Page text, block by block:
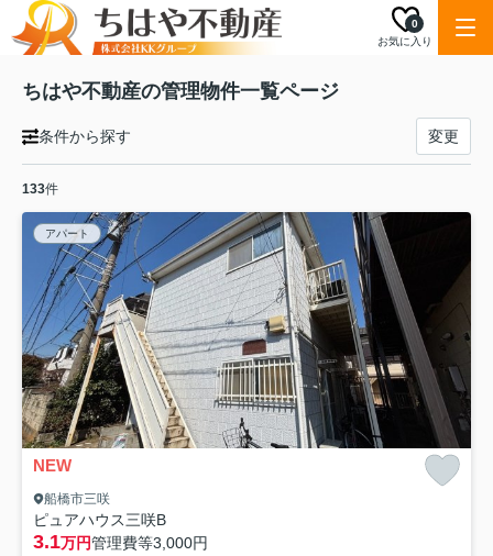
お気に入り
0
ちはや不動産の管理物件一覧ページ
条件から探す 変更
133件
アパート
NEW
船橋市三咲
ピュアハウス三咲B
3.1万円管理費等3,000円